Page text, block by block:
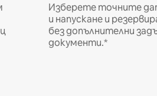
Изберете точните
и напускане и
без допълнителни
документи.*